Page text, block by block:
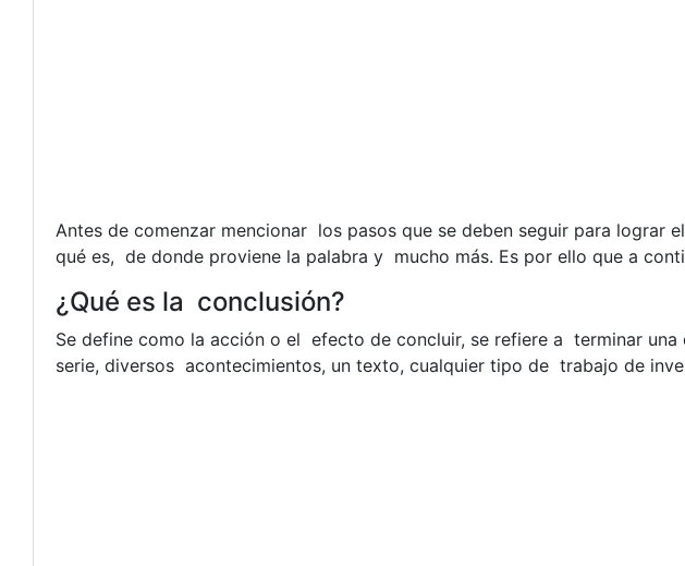
Antes de comenzar mencionar los pasos que se deben seguir para lograr
qué es, de donde proviene la palabra y mucho más. Es por ello que a
¿Qué es la conclusión?
Se define como la acción o el efecto de concluir, se refiere a terminar
serie, diversos acontecimientos, un texto, cualquier tipo de trabajo de